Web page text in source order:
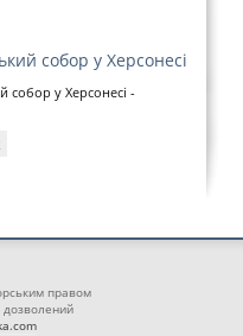
собор у Херсонесі
собор у Херсонесі -
правом
дозволений